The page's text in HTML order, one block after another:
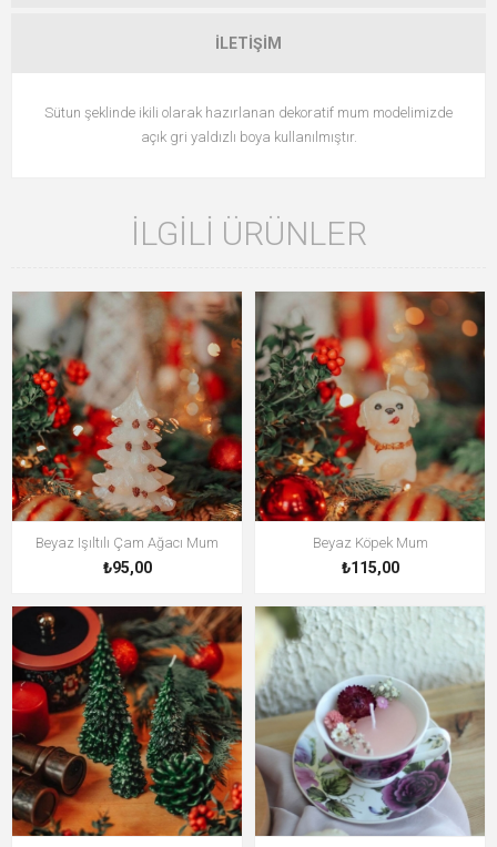
İLETIŞIM
Sütun şeklinde ikili olarak hazırlanan dekoratif mum modelimizde
açık gri yaldızlı boya kullanılmıştır.
İLGILI ÜRÜNLER
Beyaz Işıltılı Çam Ağacı Mum
₺95,00
Beyaz Köpek Mum
₺115,00